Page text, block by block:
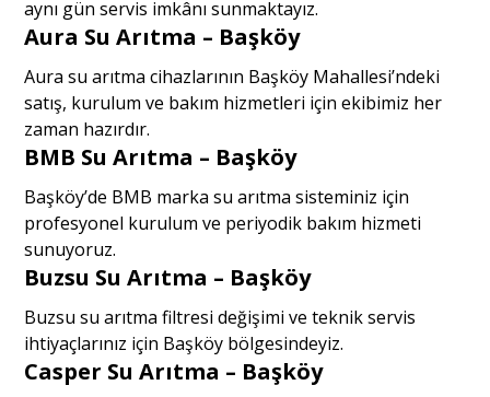
aynı gün servis imkânı sunmaktayız.
Aura Su Arıtma – Başköy
Aura su arıtma cihazlarının Başköy Mahallesi’ndeki
satış, kurulum ve bakım hizmetleri için ekibimiz her
zaman hazırdır.
BMB Su Arıtma – Başköy
Başköy’de BMB marka su arıtma sisteminiz için
profesyonel kurulum ve periyodik bakım hizmeti
sunuyoruz.
Buzsu Su Arıtma – Başköy
Buzsu su arıtma filtresi değişimi ve teknik servis
ihtiyaçlarınız için Başköy bölgesindeyiz.
Casper Su Arıtma – Başköy